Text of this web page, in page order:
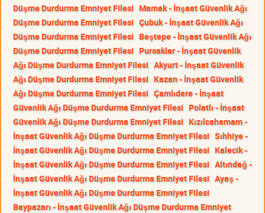
Düşme Durdurma Emniyet Filesi Mamak - İnşaat Güvenlik Ağı
Düşme Durdurma Emniyet Filesi Çubuk - İnşaat Güvenlik Ağı
Düşme Durdurma Emniyet Filesi Beştepe - İnşaat Güvenlik Ağı
Düşme Durdurma Emniyet Filesi Pursaklar - İnşaat Güvenlik
Ağı Düşme Durdurma Emniyet Filesi Akyurt - İnşaat Güvenlik
Ağı Düşme Durdurma Emniyet Filesi Kazan - İnşaat Güvenlik
Ağı Düşme Durdurma Emniyet Filesi Çamlıdere - İnşaat
Güvenlik Ağı Düşme Durdurma Emniyet Filesi Polatlı - İnşaat
Güvenlik Ağı Düşme Durdurma Emniyet Filesi Kızılcahamam -
İnşaat Güvenlik Ağı Düşme Durdurma Emniyet Filesi Sıhhiye -
İnşaat Güvenlik Ağı Düşme Durdurma Emniyet Filesi Kalecik -
İnşaat Güvenlik Ağı Düşme Durdurma Emniyet Filesi Altındağ -
İnşaat Güvenlik Ağı Düşme Durdurma Emniyet Filesi Ayaş -
İnşaat Güvenlik Ağı Düşme Durdurma Emniyet Filesi
Baypazarı - İnşaat Güvenlik Ağı Düşme Durdurma Emniyet